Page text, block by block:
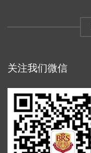
关注我们微信